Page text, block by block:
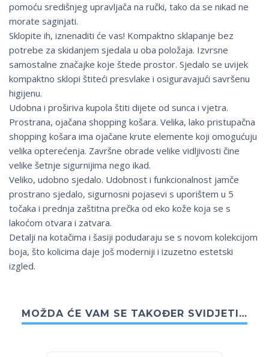
pomoću središnjeg upravljača na ručki, tako da se nikad ne
morate saginjati.
Sklopite ih, iznenaditi će vas! Kompaktno sklapanje bez
potrebe za skidanjem sjedala u oba položaja. Izvrsne
samostalne značajke koje štede prostor. Sjedalo se uvijek
kompaktno sklopi štiteći presvlake i osiguravajući savršenu
higijenu.
Udobna i proširiva kupola štiti dijete od sunca i vjetra.
Prostrana, ojačana shopping košara. Velika, lako pristupačna
shopping košara ima ojačane krute elemente koji omogućuju
velika opterećenja. Završne obrade velike vidljivosti čine
velike šetnje sigurnijima nego ikad.
Veliko, udobno sjedalo. Udobnost i funkcionalnost jamče
prostrano sjedalo, sigurnosni pojasevi s uporištem u 5
točaka i prednja zaštitna prečka od eko kože koja se s
lakoćom otvara i zatvara.
Detalji na kotačima i šasiji podudaraju se s novom kolekcijom
boja, što kolicima daje još moderniji i izuzetno estetski
izgled.
MOŽDA ĆE VAM SE TAKOĐER SVIDJETI…